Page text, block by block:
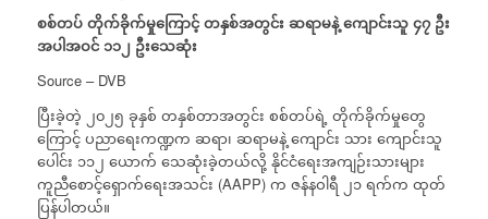
စစ်တပ် တိုက်ခိုက်မှုကြောင့် တနှစ်အတွင်း ဆရာမနဲ့ ကျောင်းသူ ၄၇ ဦး
အပါအဝင် ၁၁၂ ဦးသေဆုံး
Source – DVB
ပြီးခဲ့တဲ့ ၂၀၂၅ ခုနှစ် တနှစ်တာအတွင်း စစ်တပ်ရဲ့ တိုက်ခိုက်မှုတွေ
ကြောင့် ပညာရေးကဏ္ဍက ဆရာ၊ ဆရာမနဲ့ ကျောင်း သား ကျောင်းသူ
ပေါင်း ၁၁၂ ယောက် သေဆုံးခဲ့တယ်လို့ နိုင်ငံရေးအကျဉ်းသားများ
ကူညီစောင့်ရှောက်ရေးအသင်း (AAPP) က ဇန်နဝါရီ ၂၁ ရက်က ထုတ်
ပြန်ပါတယ်။